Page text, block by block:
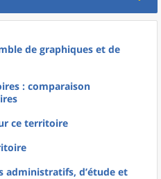
de graphiques et de
: comparaison
ce territoire
administratifs, d’étude et